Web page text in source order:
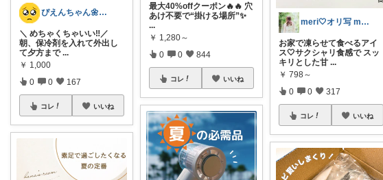
ぴえんちゃん🌼爆買い比較ママ
＼ めちゃくちゃいい‼️／
朝、保冷剤を入れて外出し
て夕方まで ...
￥ 1,000
0 0 167
コレ いいね
最大40%offクーポン🔥🔥 穴
あけ不要で“掛ける場所”✨
...
￥ 1,280～
0 0 844
コレ いいね
meri🤍オリ写 main
お家で凍らせて食べるアイ
ス🤍サクシャリ食感で スッ
キリとした甘 ...
￥ 798～
0 0 317
コレ いいね